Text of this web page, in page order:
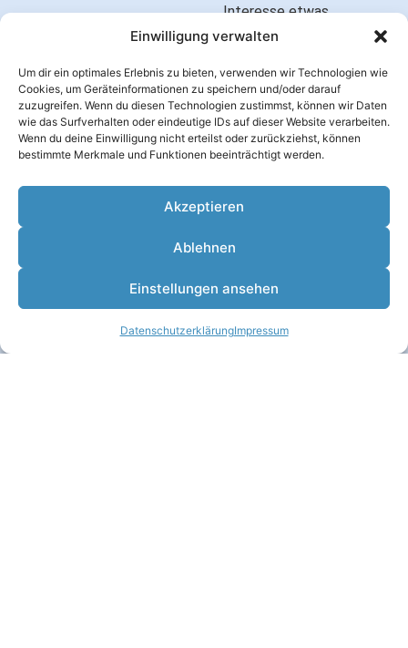
Einwilligung verwalten
Um dir ein optimales Erlebnis zu bieten, verwenden wir Technologien wie
Cookies, um Geräteinformationen zu speichern und/oder darauf
zuzugreifen. Wenn du diesen Technologien zustimmst, können wir Daten
wie das Surfverhalten oder eindeutige IDs auf dieser Website verarbeiten.
Wenn du deine Einwilligung nicht erteilst oder zurückziehst, können
bestimmte Merkmale und Funktionen beeinträchtigt werden.
Akzeptieren
Ablehnen
Einstellungen ansehen
DatenschutzerklärungImpressum
Interesse etwas
dabei.
Lerne neue Spiele
kennen, triff
Gleichgesinnte
und erlebe, wie
viel Spaß
Spielen machen
aufnehmen